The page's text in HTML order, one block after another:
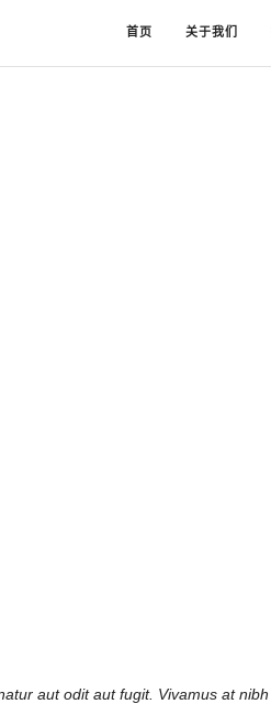
首页 关于我们
aut odit aut fugit. Vivamus at